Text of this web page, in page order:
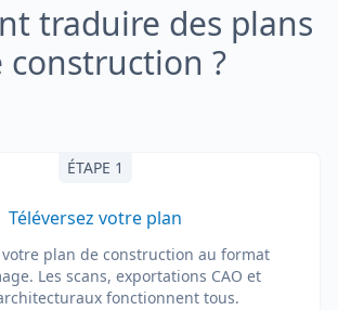
traduire des plans
construction ?
ÉTAPE 1
Téléversez votre plan
votre plan de construction au format
Les scans, exportations CAO et
fonctionnent tous.